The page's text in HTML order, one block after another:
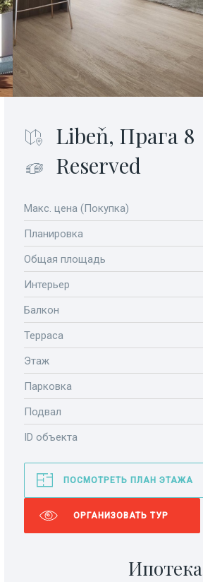
Libeň, Прага 8
Reserved
Макс. цена (Покупка)
Планировка
Общая площадь
Интерьер
Балкон
Терраса
Этаж
Парковка
Подвал
ID объекта
ПОСМОТРЕТЬ ПЛАН ЭТАЖА
ОРГАНИЗОВАТЬ ТУР
Ипотека